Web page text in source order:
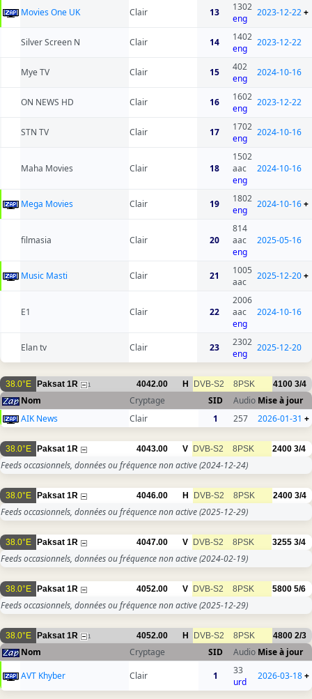
Movies One UK Clair 13
1302
eng
2023-12-22+
Silver Screen N Clair 14
1402
eng
2023-12-22
Mye TV Clair 15
402
eng
2024-10-16
ON NEWS HD Clair 16
1602
eng
2023-12-22
STN TV Clair 17
1702
eng
2024-10-16
Maha Movies Clair 18
1502
aac
eng
2024-10-16
Mega Movies Clair 19
1802
eng
2024-10-16+
filmasia Clair 20
814
aac
eng
2025-05-16
Music Masti Clair 21
1005
aac
2025-12-20+
E1 Clair 22
2006
aac
eng
2024-10-16
Elan tv Clair 23
2302
eng
2025-12-20
38.0°E Paksat 1R 1 4042.00 H DVB-S2 8PSK 4100 3/4
Nom Cryptage SID Audio Mise à jour
AIK News
Clair 1 257 2026-01-31 +
38.0°E Paksat 1R 4043.00 V DVB-S2 8PSK 2400 3/4
Feeds occasionnels, données ou fréquence non active(2024-12-24)
38.0°E Paksat 1R 4046.00 H DVB-S2 8PSK 2400 3/4
Feeds occasionnels, données ou fréquence non active(2025-12-29)
38.0°E Paksat 1R 4047.00 V DVB-S2 8PSK 3255 3/4
Feeds occasionnels, données ou fréquence non active(2024-02-19)
38.0°E Paksat 1R 4052.00 V DVB-S2 8PSK 5800 5/6
Feeds occasionnels, données ou fréquence non active(2025-12-29)
38.0°E Paksat 1R 1 4052.00 H DVB-S2 8PSK 4800 2/3
Nom Cryptage SID Audio Mise à jour
AVT Khyber
Clair 1
33
urd
2026-03-18+